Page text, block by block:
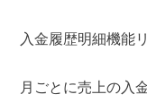
入金履歴明細機能
月ごとに売上の入